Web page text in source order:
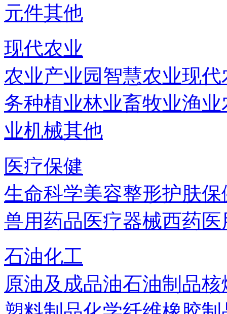
元件其他
现代农业
农业产业园智慧农业现代
务种植业林业畜牧业渔业
业机械其他
医疗保健
生命科学美容整形护肤保
兽用药品医疗器械西药
石油化工
原油及成品油石油制品核